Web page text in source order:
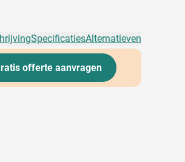
SpecificatiesAlternatieven
offerte aanvragen